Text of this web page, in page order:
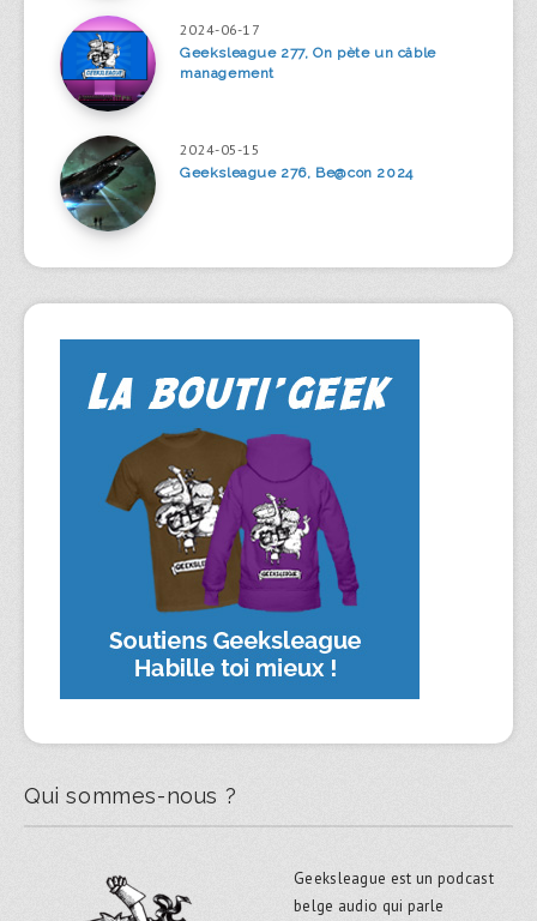
2024-06-17
Geeksleague 277, On pète un câble
management
2024-05-15
Geeksleague 276, Be@con 2024
Qui sommes-nous ?
Geeksleague est un podcast
belge audio qui parle